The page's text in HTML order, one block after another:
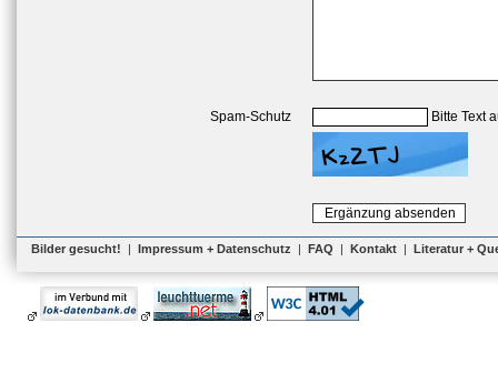
Spam-Schutz Bitte Text
Bilder gesucht! | Impressum + Datenschutz | FAQ | Kontakt | Literatur +